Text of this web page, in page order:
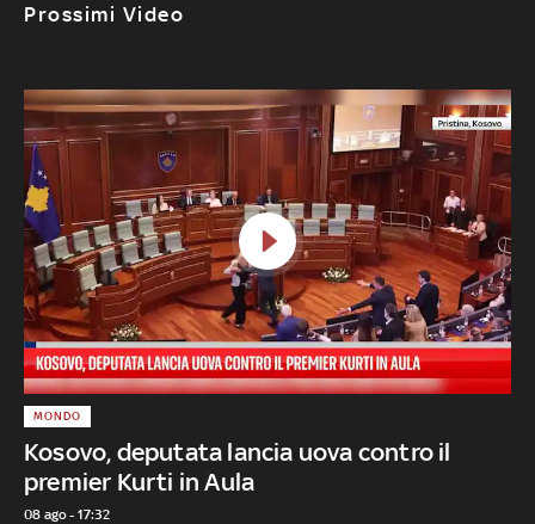
Prossimi Video
Kosovo, deputata lancia uova contro il
premier Kurti in Aula
MONDO
08 ago - 17:32